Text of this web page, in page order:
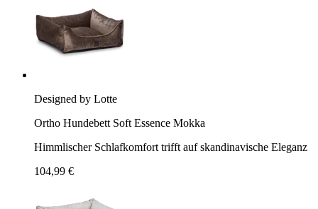
Designed by Lotte
Ortho Hundebett Soft Essence Mokka
Himmlischer Schlafkomfort trifft auf skandinavische Eleganz
104,99 €